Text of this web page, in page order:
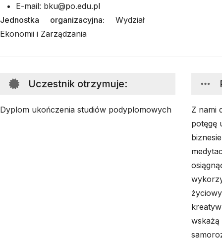
E-mail: bku@po.edu.pl
Jednostka organizacyjna: Wydział
Ekonomii i Zarządzania
Uczestnik otrzymuje:
Dyplom ukończenia studiów podyplomowych
Z nami
potęgę
wskażą